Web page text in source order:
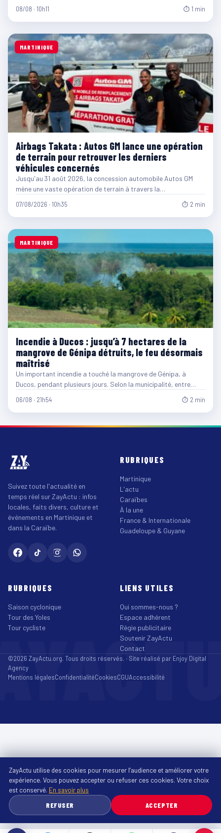
08/08 · 10h11 ⏱ 1 min
MARTINIQUE
Airbags Takata : Autos GM lance une opération
de terrain pour retrouver les derniers
véhicules concernés
Jusqu'au 31 août 2026, la concession automobile Autos GM
mène une vaste opération de terrain à travers la…
07/08/2026 · 10h35 ⏱ 2 min
MARTINIQUE
Incendie à Ducos : jusqu’à 7 hectares de la
mangrove de Génipa détruits, le feu désormais
maîtrisé
Un important incendie a touché la mangrove de Génipa, à
Ducos, pendant plusieurs jours. Selon la municipalité, entre…
06/08 · 21h54 ⏱ 2 min
Suivez toute l'actualité en
temps réel sur ZayActu : infos
locales, faits divers, culture et
événements en Martinique et
dans la Caraïbe.
RUBRIQUES
Martinique
L'actu
Caraïbes
À la une
France & Internationale
Guadeloupe & Guyane
RUBRIQUES
Saison cyclonique
Tour des Yoles
Tour cycliste
LIENS UTILES
Qui sommes-nous ?
Espace adhérent
Régie publicitaire
Soutenir ZayActu
Contact
©2026 ZayActu.org. Tous droits réservés. · Site réalisé par Enjoy Digital
Agency
Mentions légalesConfidentialitéCookiesCGUAccessibilité
ZayActu utilise des cookies pour mesurer l’audience et améliorer votre
expérience. Vous pouvez accepter ou refuser ces cookies. Votre choix
est conservé. En savoir plus
REFUSER
ACCEPTER